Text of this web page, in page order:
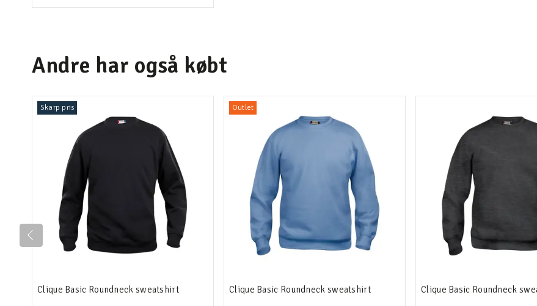
Andre har også købt
Skarp pris
Clique Basic Roundneck sweatshirt
Outlet
Clique Basic Roundneck sweatshirt Clique Basic Roundneck